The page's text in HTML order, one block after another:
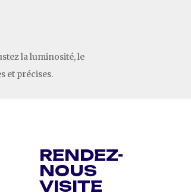
la luminosité, le
et précises.
RENDEZ-
NOUS
VISITE